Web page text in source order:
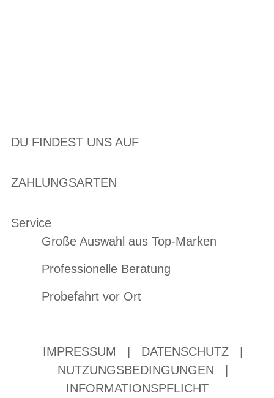
DU FINDEST UNS AUF
ZAHLUNGSARTEN
Service
Große Auswahl aus Top-Marken
Professionelle Beratung
Probefahrt vor Ort
IMPRESSUM DATENSCHUTZ
NUTZUNGSBEDINGUNGEN
INFORMATIONSPFLICHT